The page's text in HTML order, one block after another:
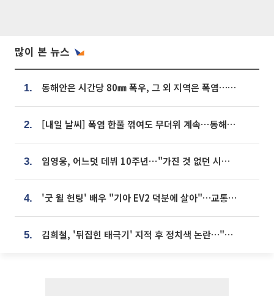
많이 본 뉴스
1. 동해안은 시간당 80㎜ 폭우, 그 외 지역은 폭염…‘극과 극 날씨’
2. [내일 날씨] 폭염 한풀 꺾여도 무더위 계속⋯동해안 이틀 연속 비
3. 임영웅, 어느덧 데뷔 10주년⋯"가진 것 없던 시절, 내 앞엔 20명의 팬뿐"
4. '굿 윌 헌팅' 배우 "기아 EV2 덕분에 살아"…교통사고 후 안전성 극찬
5. 김희철, '뒤집힌 태극기' 지적 후 정치색 논란…"좌우 떠나 우리나라 국기"